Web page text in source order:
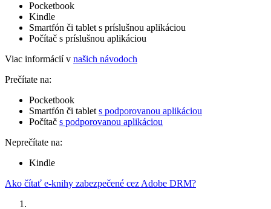
Pocketbook
Kindle
Smartfón či tablet s príslušnou aplikáciou
Počítač s príslušnou aplikáciou
Viac informácií v našich návodoch
Prečítate na:
Pocketbook
Smartfón či tablet s podporovanou aplikáciou
Počítač s podporovanou aplikáciou
Neprečítate na:
Kindle
Ako čítať e-knihy zabezpečené cez Adobe DRM?